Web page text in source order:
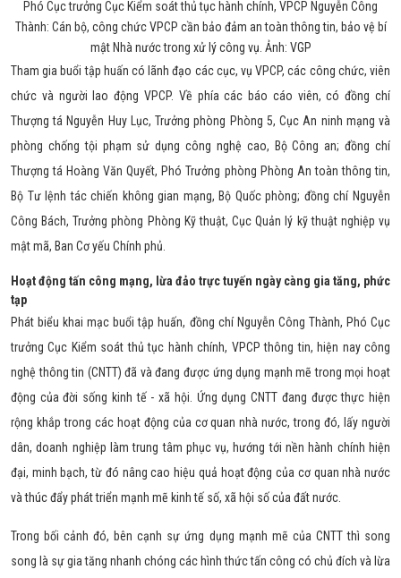
Phó Cục trưởng Cục Kiểm soát thủ tục hành chính, VPCP Nguyễn Công
Thành: Cán bộ, công chức VPCP cần bảo đảm an toàn thông tin, bảo vệ bí
mật Nhà nước trong xử lý công vụ. Ảnh: VGP
Tham gia buổi tập huấn có lãnh đạo các cục, vụ VPCP, các công chức, viên
chức và người lao động VPCP. Về phía các báo cáo viên, có đồng chí
Thượng tá Nguyễn Huy Lục, Trưởng phòng Phòng 5, Cục An ninh mạng và
phòng chống tội phạm sử dụng công nghệ cao, Bộ Công an; đồng chí
Thượng tá Hoàng Văn Quyết, Phó Trưởng phòng Phòng An toàn thông tin,
Bộ Tư lệnh tác chiến không gian mạng, Bộ Quốc phòng; đồng chí Nguyễn
Công Bách, Trưởng phòng Phòng Kỹ thuật, Cục Quản lý kỹ thuật nghiệp vụ
mật mã, Ban Cơ yếu Chính phủ.
Hoạt động tấn công mạng, lừa đảo trực tuyến ngày càng gia tăng, phức
tạp
Phát biểu khai mạc buổi tập huấn, đồng chí Nguyễn Công Thành, Phó Cục
trưởng Cục Kiểm soát thủ tục hành chính, VPCP thông tin, hiện nay công
nghệ thông tin (CNTT) đã và đang được ứng dụng mạnh mẽ trong mọi hoạt
động của đời sống kinh tế - xã hội. Ứng dụng CNTT đang được thực hiện
rộng khắp trong các hoạt động của cơ quan nhà nước, trong đó, lấy người
dân, doanh nghiệp làm trung tâm phục vụ, hướng tới nền hành chính hiện
đại, minh bạch, từ đó nâng cao hiệu quả hoạt động của cơ quan nhà nước
và thúc đẩy phát triển mạnh mẽ kinh tế số, xã hội số của đất nước.
Trong bối cảnh đó, bên cạnh sự ứng dụng mạnh mẽ của CNTT thì song
song là sự gia tăng nhanh chóng các hình thức tấn công có chủ đích và lừa